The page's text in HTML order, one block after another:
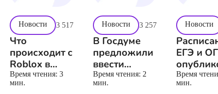
Новости 3 517
Что
происходит с
Roblox в
России
Время чтения: 3
мин.
Новости 3 257
В Госдуме
предложили
ввести
штрафы за
буллинг
Время чтения: 2
мин.
Новости
ЕГЭ и
2026 год
Время
мин.